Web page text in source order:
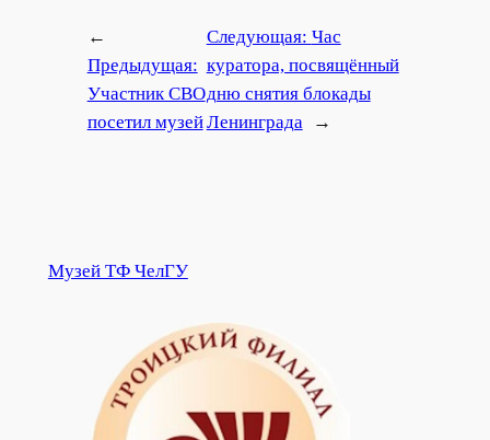
←
Предыдущая:
Участник СВО
посетил музей
Следующая: Час
куратора, посвящённый
дню снятия блокады
Ленинграда
→
Музей ТФ ЧелГУ